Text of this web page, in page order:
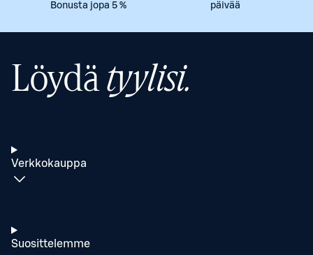
Bonusta jopa 5 %
päivää
Löydätyylisi.
Verkkokauppa
Suosittelemme